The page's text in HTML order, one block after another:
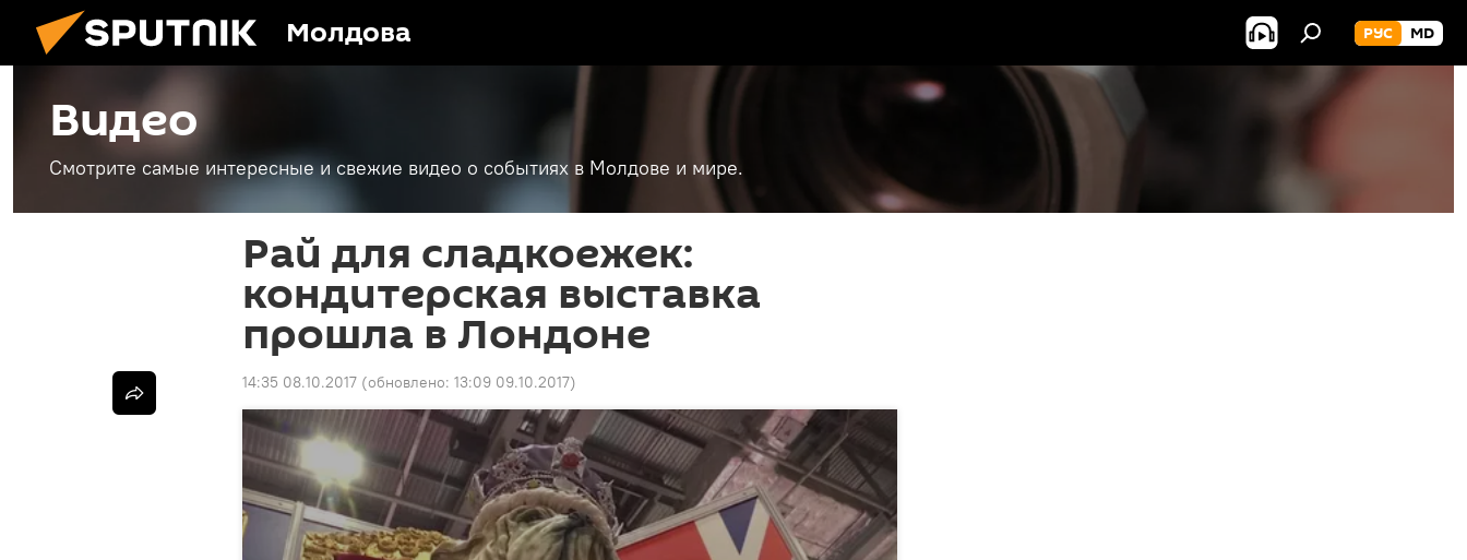
Молдова РУС MD
Видео
Смотрите самые интересные и свежие видео о событиях в Молдове и мире.
Рай для сладкоежек:
кондитерская выставка
прошла в Лондоне
14:35 08.10.2017 (обновлено: 13:09 09.10.2017)